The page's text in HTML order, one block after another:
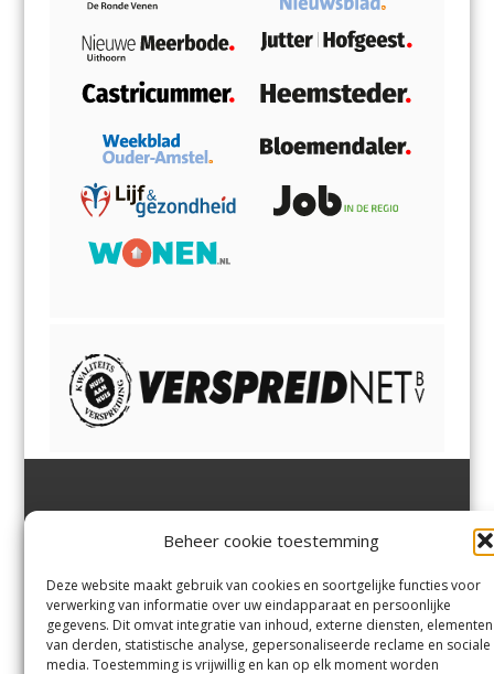
Beheer cookie toestemming
Deze website maakt gebruik van cookies en soortgelijke functies voor
verwerking van informatie over uw eindapparaat en persoonlijke
gegevens. Dit omvat integratie van inhoud, externe diensten, elementen
van derden, statistische analyse, gepersonaliseerde reclame en sociale
media. Toestemming is vrijwillig en kan op elk moment worden
Margadantstraat 34
0255-533900
info@jutter.nlofinfo@hofgee
st.nl
Velserbroek,Velsen-Zuid,
Zuid,Driehuisen
Spaarnwoude.